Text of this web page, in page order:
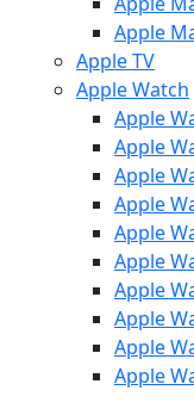
Apple
Apple TV
Apple Watch
Apple
Apple
Apple
Apple
Apple
Apple
Apple
Apple
Apple
Apple